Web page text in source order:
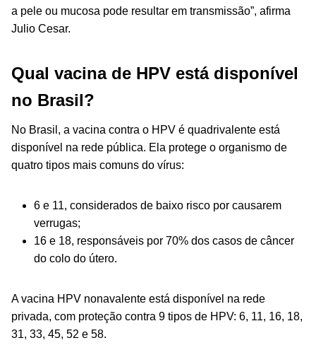
a pele ou mucosa pode resultar em transmissão”, afirma
Julio Cesar.
Qual vacina de HPV está disponível
no Brasil?
No Brasil, a vacina contra o HPV é quadrivalente está
disponível na rede pública. Ela protege o organismo de
quatro tipos mais comuns do vírus:
6 e 11, considerados de baixo risco por causarem
verrugas;
16 e 18, responsáveis por 70% dos casos de câncer
do colo do útero.
A vacina HPV nonavalente está disponível na rede
privada, com proteção contra 9 tipos de HPV: 6, 11, 16, 18,
31, 33, 45, 52 e 58.